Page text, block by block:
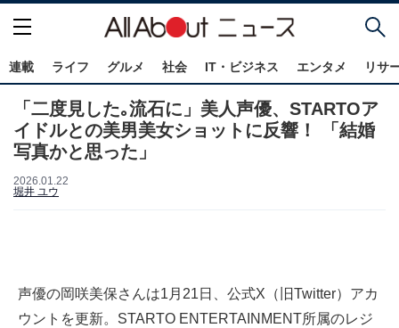
連載 ライフ グルメ 社会 IT・ビジネス エンタメ リサ
「二度見した｡流石に」美人声優、STARTOア
イドルとの美男美女ショットに反響！ 「結婚
写真かと思った」
2026.01.22
堀井 ユウ
声優の岡咲美保さんは1月21日、公式X（旧Twitter）アカ
ウントを更新。STARTO ENTERTAINMENT所属のレジ